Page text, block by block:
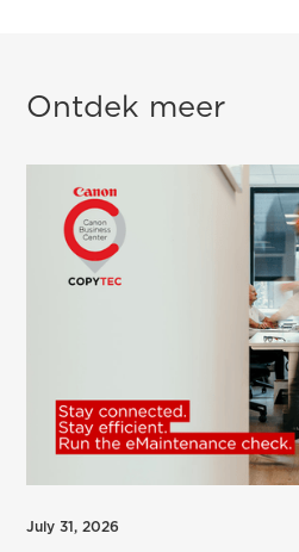
Ontdek meer
July 31, 2026